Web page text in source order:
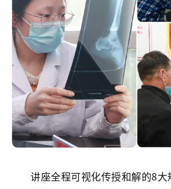
讲座全程可视化传授和解的8